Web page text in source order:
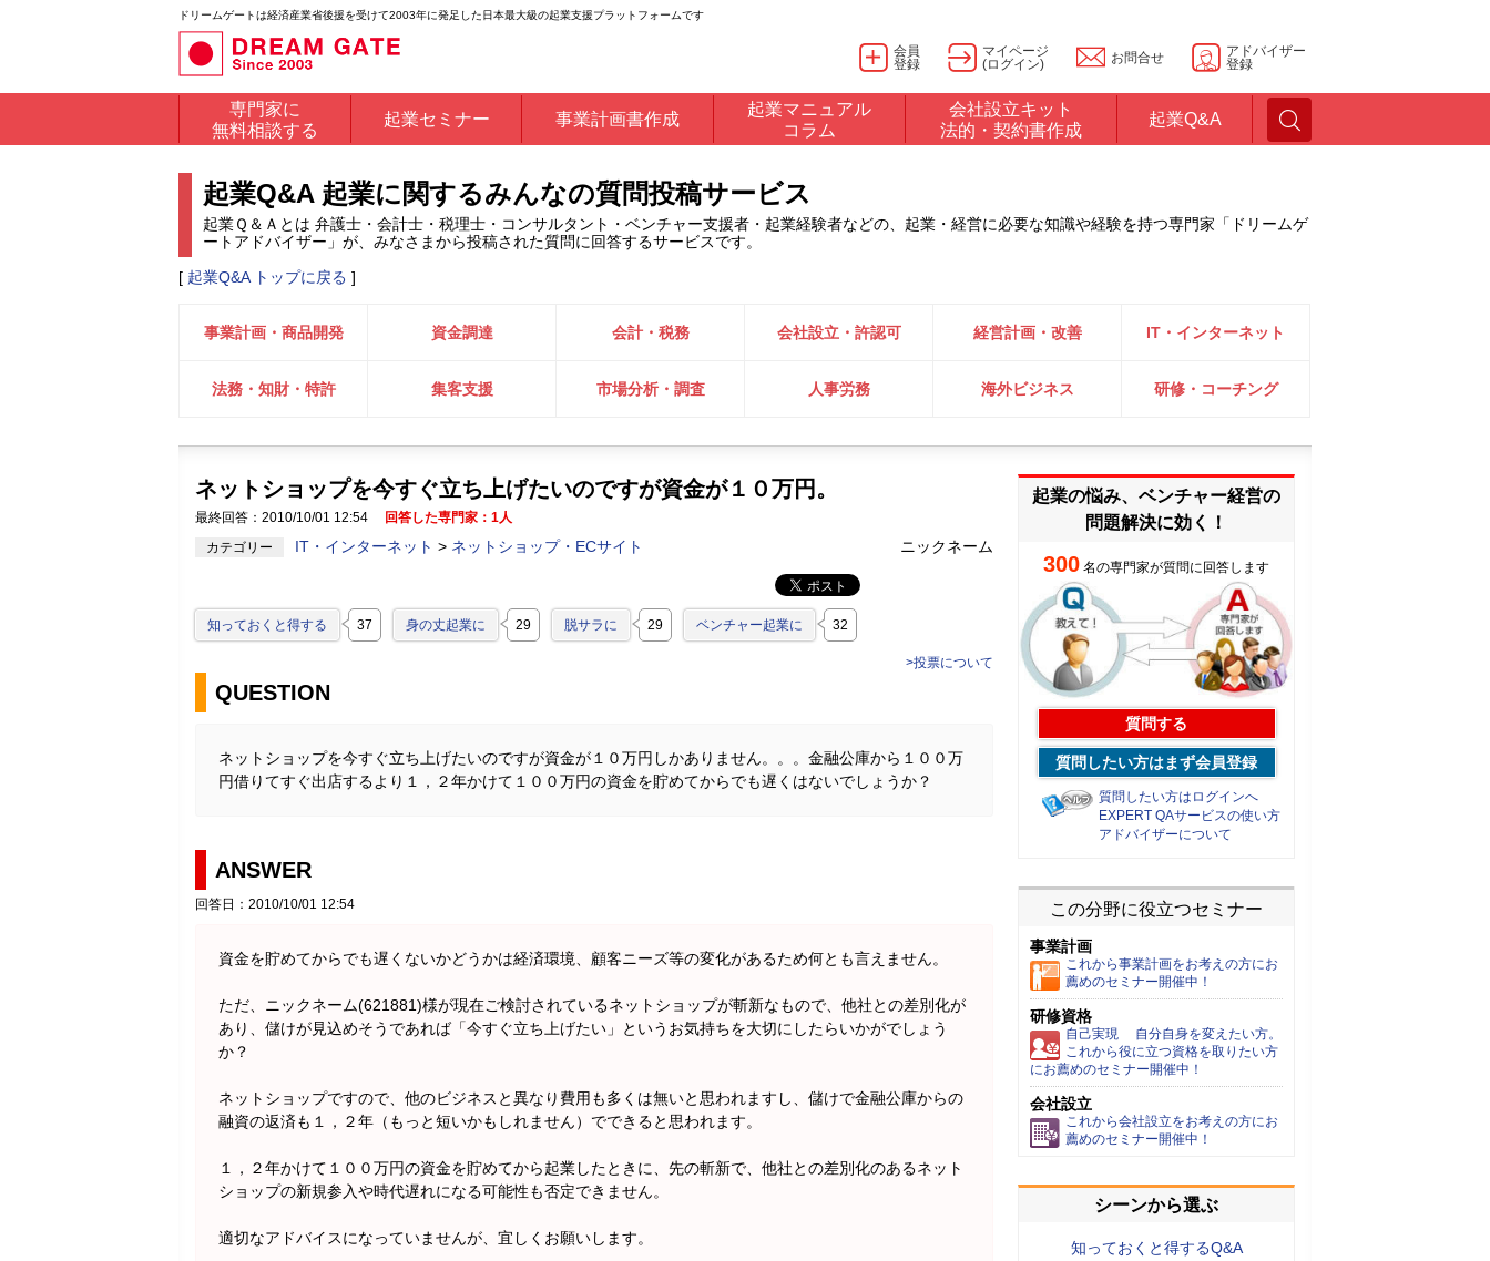
ドリームゲートは経済産業省後援を受けて2003年に発足した日本最大級の起業支援プラットフォームです
会員
登録
マイページ
(ログイン)
お問合せ
アドバイザー
登録
専門家に
無料相談する
起業セミナー 事業計画書作成
起業マニュアル
コラム
会社設立キット
法的・契約書作成
起業Q&A
起業Q&A 起業に関するみんなの質問投稿サービス
起業Ｑ＆Ａとは 弁護士・会計士・税理士・コンサルタント・ベンチャー支援者・起業経験者などの、起業・経営に必要な知識や経験を持つ専門家「ドリームゲ
ートアドバイザー」が、みなさまから投稿された質問に回答するサービスです。
[ 起業Q&A トップに戻る ]
事業計画・商品開発 資金調達 会計・税務 会社設立・許認可 経営計画・改善 IT・インターネット
法務・知財・特許 集客支援 市場分析・調査 人事労務 海外ビジネス 研修・コーチング
ネットショップを今すぐ立ち上げたいのですが資金が１０万円。
最終回答：2010/10/01 12:54
回答した専門家：1人
カテゴリー
IT・インターネット > ネットショップ・ECサイト ニックネーム
知っておくと得する 37 身の丈起業に 29 脱サラに 29 ベンチャー起業に 32
>投票について
QUESTION
ネットショップを今すぐ立ち上げたいのですが資金が１０万円しかありません。。。金融公庫から１００万
円借りてすぐ出店するより１，２年かけて１００万円の資金を貯めてからでも遅くはないでしょうか？
ANSWER
回答日：2010/10/01 12:54
資金を貯めてからでも遅くないかどうかは経済環境、顧客ニーズ等の変化があるため何とも言えません。
ただ、ニックネーム(621881)様が現在ご検討されているネットショップが斬新なもので、他社との差別化が
あり、儲けが見込めそうであれば「今すぐ立ち上げたい」というお気持ちを大切にしたらいかがでしょう
か？
ネットショップですので、他のビジネスと異なり費用も多くは無いと思われますし、儲けで金融公庫からの
融資の返済も１，２年（もっと短いかもしれません）でできると思われます。
１，２年かけて１００万円の資金を貯めてから起業したときに、先の斬新で、他社との差別化のあるネット
ショップの新規参入や時代遅れになる可能性も否定できません。
適切なアドバイスになっていませんが、宜しくお願いします。
起業の悩み、ベンチャー経営の
問題解決に効く！
300 名の専門家が質問に回答します
質問する
質問したい方はまず会員登録
質問したい方はログインへ
EXPERT QAサービスの使い方
アドバイザーについて
この分野に役立つセミナー
事業計画
これから事業計画をお考えの方にお
薦めのセミナー開催中！
研修資格
自己実現 自分自身を変えたい方。
これから役に立つ資格を取りたい方
にお薦めのセミナー開催中！
会社設立
これから会社設立をお考えの方にお
薦めのセミナー開催中！
シーンから選ぶ
知っておくと得するQ&A